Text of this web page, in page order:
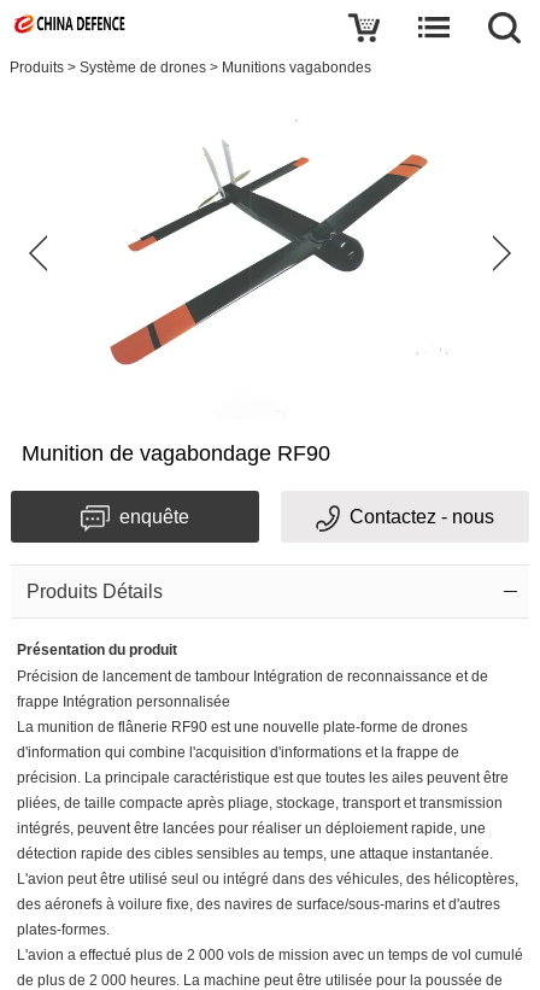
Produits > Système de drones > Munitions vagabondes
Munition de vagabondage RF90
enquête Contactez - nous
Produits Détails
Présentation du produit
Précision de lancement de tambour Intégration de reconnaissance et de
frappe Intégration personnalisée
La munition de flânerie RF90 est une nouvelle plate-forme de drones
d'information qui combine l'acquisition d'informations et la frappe de
précision. La principale caractéristique est que toutes les ailes peuvent être
pliées, de taille compacte après pliage, stockage, transport et transmission
intégrés, peuvent être lancées pour réaliser un déploiement rapide, une
détection rapide des cibles sensibles au temps, une attaque instantanée.
L'avion peut être utilisé seul ou intégré dans des véhicules, des hélicoptères,
des aéronefs à voilure fixe, des navires de surface/sous-marins et d'autres
plates-formes.
L'avion a effectué plus de 2 000 vols de mission avec un temps de vol cumulé
de plus de 2 000 heures. La machine peut être utilisée pour la poussée de